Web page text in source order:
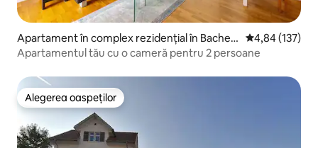
Apartament în complex rezidențial în Bachen
bülach
Scor mediu de
4,84 (137)
Apartamentul tău cu o cameră pentru 2 persoane
Alegerea oaspeților
Alegerea oaspeților